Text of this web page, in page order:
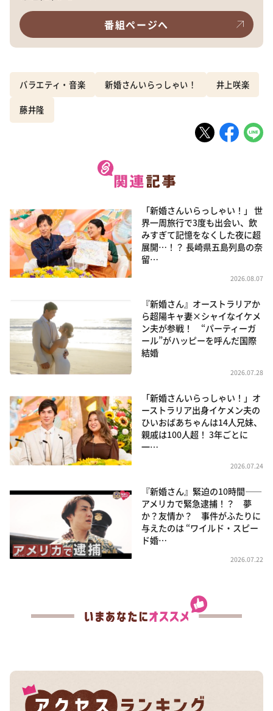
番組ページへ
バラエティ・音楽 新婚さんいらっしゃい！ 井上咲楽
藤井隆
「新婚さんいらっしゃい！」 世
界一周旅行で3度も出会い、飲
みすぎて記憶をなくした夜に超
展開…！？ 長崎県五島列島の奈
留…
2026.08.07
『新婚さん』オーストラリアか
ら超陽キャ妻×シャイなイケメ
ン夫が参戦！ “パーティーガ
ール”がハッピーを呼んだ国際
結婚
2026.07.28
「新婚さんいらっしゃい！」オ
ーストラリア出身イケメン夫の
ひいおばあちゃんは14人兄妹、
親戚は100人超！ 3年ごとに
一…
2026.07.24
『新婚さん』緊迫の10時間――
アメリカで緊急逮捕！？ 夢
か？友情か？ 事件がふたりに
与えたのは “ワイルド・スピー
ド婚…
2026.07.22